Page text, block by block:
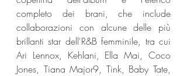
completo dei brani, che include
collaborazioni con alcune delle più
brillanti star dell'R&B femminile, tra cui
Ari Lennox, Kehlani, Ella Mai, Coco
Jones, Tiana Major9, Tink, Baby Tate,